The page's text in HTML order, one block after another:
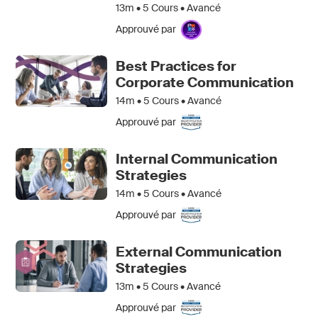
13m •5 Cours • Avancé
Approuvé par
Best Practices for
Corporate Communication
14m •5 Cours • Avancé
Approuvé par
Internal Communication
Strategies
14m •5 Cours • Avancé
Approuvé par
External Communication
Strategies
13m •5 Cours • Avancé
Approuvé par